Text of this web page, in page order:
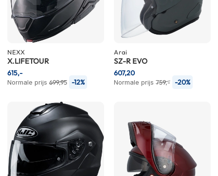
n
l
o
c
h
e
l
m
a
c
e
h
e
NEXX
X.LIFETOUR
Normale prijs 699,95 -12%
615,-
Arai
SZ-R EVO
Normale prijs 759,- -20%
607,20